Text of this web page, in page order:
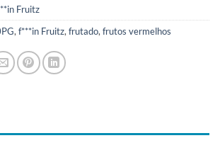
Fruitz
, f***in Fruitz, frutado, frutos vermelhos